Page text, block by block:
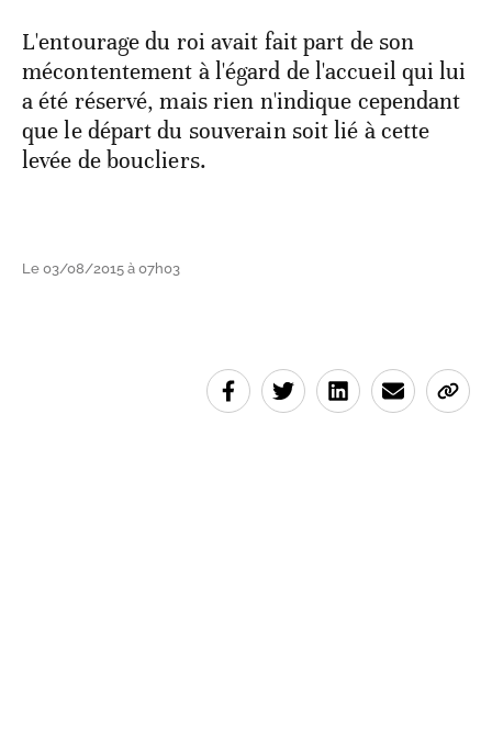
L'entourage du roi avait fait part de son
mécontentement à l'égard de l'accueil qui lui
a été réservé, mais rien n'indique cependant
que le départ du souverain soit lié à cette
levée de boucliers.
Le 03/08/2015 à 07h03